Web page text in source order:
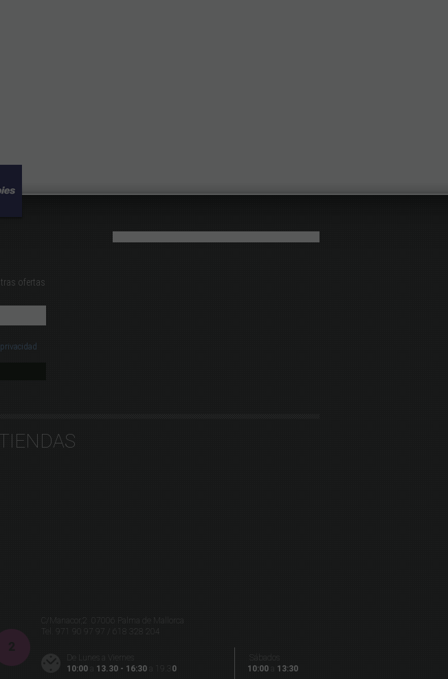
ofertas
C/Manacor,2 07006 Palma de Mallorca
971 90 97 97 / 618 328 204
De Lunes a Viernes
10:00a 13.30 - 16:30a 19.3 0
Sábados
10:00a 13:30